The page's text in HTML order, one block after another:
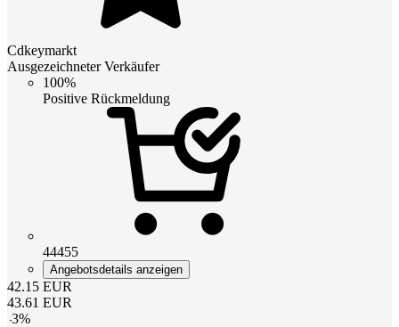
Cdkeymarkt
Ausgezeichneter Verkäufer
100%
Positive Rückmeldung
44455
Angebotsdetails anzeigen
42.15 EUR
43.61 EUR
-3%